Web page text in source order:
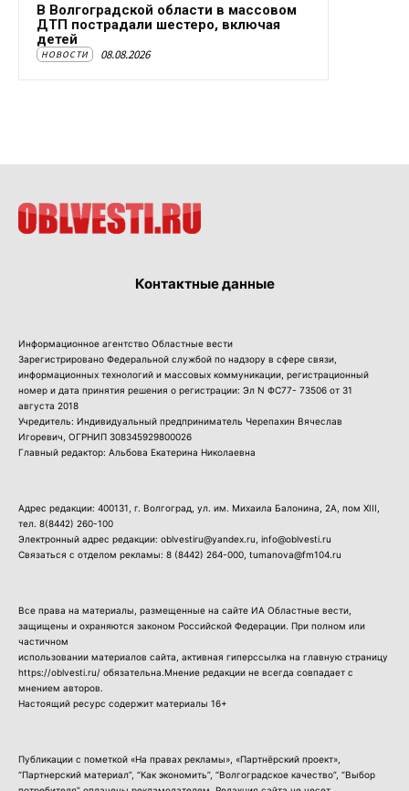
В Волгоградской области в массовом
ДТП пострадали шестеро, включая
детей
НОВОСТИ 08.08.2026
Контактные данные
Информационное агентство Областные вести
Зарегистрировано Федеральной службой по надзору в сфере связи,
информационных технологий и массовых коммуникации, регистрационный
номер и дата принятия решения о регистрации: Эл N ФС77- 73506 от 31
августа 2018
Учредитель: Индивидуальный предприниматель Черепахин Вячеслав
Игоревич, ОГРНИП 308345929800026
Главный редактор: Альбова Екатерина Николаевна
Адрес редакции: 400131, г. Волгоград, ул. им. Михаила Балонина, 2А, пом XIII,
тел. 8(8442) 260-100
Электронный адрес редакции: oblvestiru@yandex.ru, info@oblvesti.ru
Связаться с отделом рекламы: 8 (8442) 264-000 , tumanova@fm104.ru
Все права на материалы, размещенные на сайте ИА Областные вести,
защищены и охраняются законом Российской Федерации. При полном или
частичном
использовании материалов сайта, активная гиперссылка на главную страницу
https://oblvesti.ru/ обязательна.Мнение редакции не всегда совпадает с
мнением авторов.
Настоящий ресурс содержит материалы 16+
Публикации с пометкой «На правах рекламы», «Партнёрский проект»,
“Партнерский материал”, “Как экономить”, “Волгоградское качество”, “Выбор